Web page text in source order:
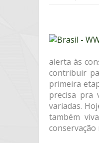
alerta às
contribuir
primeira
precisa pra
variadas.
também
conservação